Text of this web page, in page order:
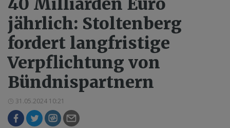
jährlich: Stoltenberg
fordert langfristige
Verpflichtung von
Bündnispartnern
31.05.2024 10:21